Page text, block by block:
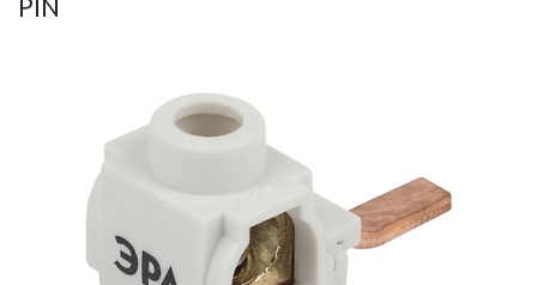
САДОВЫЕ ФАСАДНЫЕ
СВЕТИЛЬНИКИ
СВЕТИЛЬНИКИ ДЛЯ РОСТА
РАСТЕНИЙ (ФИТОСВЕТИЛЬНИКИ)